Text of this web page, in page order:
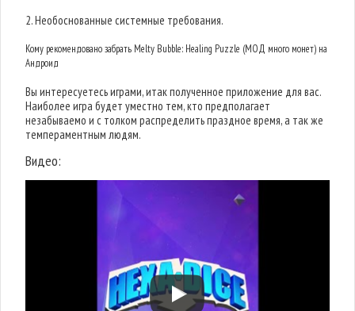
2. Необоснованные системные требования.
Кому рекомендовано забрать Melty Bubble: Healing Puzzle (МОД много монет) на
Андроид
Вы интересуетесь играми, итак полученное приложение для вас.
Наиболее игра будет уместно тем, кто предполагает
незабываемо и с толком распределить праздное время, а так же
темпераментным людям.
Видео: